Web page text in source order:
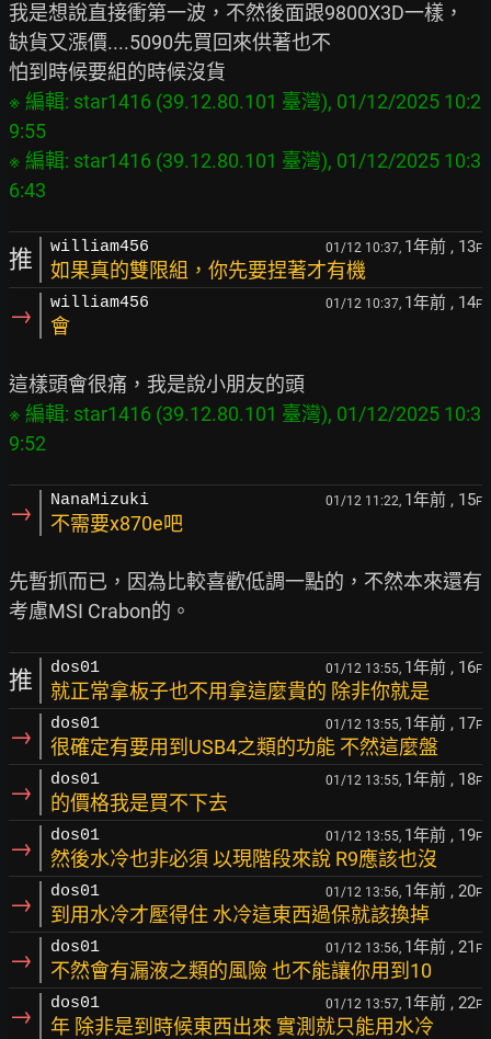
我是想說直接衝第一波，不然後面跟9800X3D一樣，
缺貨又漲價....5090先買回來供著也不
※ 編輯: star1416 (39.12.80.101 臺灣), 01/12/2025 10:2
9:55
※ 編輯: star1416 (39.12.80.101 臺灣), 01/12/2025 10:3
推 william456 01/12 10:37, 1年前 , 13F
如果真的雙限組，你先要捏著才有機
→ william456 01/12 10:37, 1年前 , 14F
會
※ 編輯: star1416 (39.12.80.101 臺灣), 01/12/2025 10:3
→ NanaMizuki 01/12 11:22, 1年前 , 15F
不需要x870e吧
先暫抓而已，因為比較喜歡低調一點的，不然本來還有
推 dos01 01/12 13:55, 1年前 , 16F
就正常拿板子也不用拿這麼貴的 除非你就是
→ dos01 01/12 13:55, 1年前 , 17F
很確定有要用到USB4之類的功能 不然這麼盤
→ dos01 01/12 13:55, 1年前 , 18F
的價格我是買不下去
→ dos01 01/12 13:55, 1年前 , 19F
然後水冷也非必須 以現階段來說 R9應該也沒
→ dos01 01/12 13:56, 1年前 , 20F
到用水冷才壓得住 水冷這東西過保就該換掉
→ dos01 01/12 13:56, 1年前 , 21 F
不然會有漏液之類的風險 也不能讓你用到10
→ dos01 01/12 13:57, 1年前 , 22F
年 除非是到時候東西出來 實測就只能用水冷